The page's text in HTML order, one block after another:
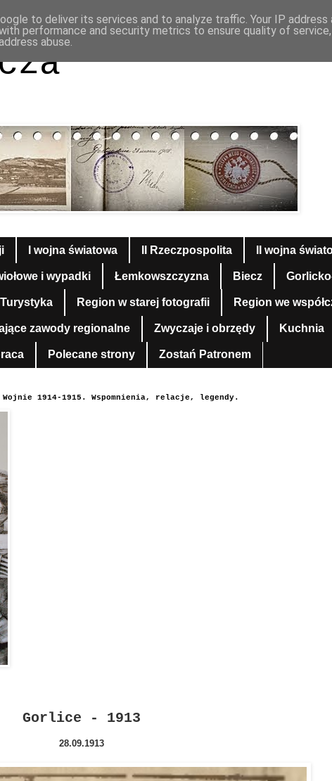
I wojna światowa II Rzeczpospolita II wojna
i wypadki Łemkowszczyzna Biecz
Turystyka Region w starej fotografii Region we
zawody regionalne Zwyczaje i obrzędy Kuchnia
Polecane strony Zostań Patronem
1914-1915. Wspomnienia, relacje, legendy.
Gorlice - 1913
28.09.1913
to deliver its services and to analyze traffic. Your IP address
performance and security metrics to ensure quality of
abuse.